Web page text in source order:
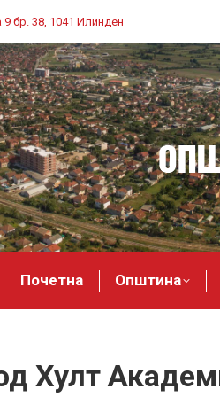
9 бр. 38, 1041 Илинден
Почетна Општина
Хулт